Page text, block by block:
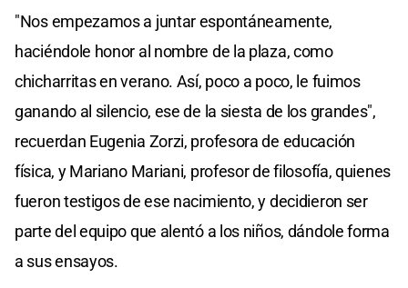
"Nos empezamos a juntar espontáneamente,
haciéndole honor al nombre de la plaza, como
chicharritas en verano. Así, poco a poco, le fuimos
ganando al silencio, ese de la siesta de los grandes",
recuerdan Eugenia Zorzi, profesora de educación
física, y Mariano Mariani, profesor de filosofía, quienes
fueron testigos de ese nacimiento, y decidieron ser
parte del equipo que alentó a los niños, dándole forma
a sus ensayos.